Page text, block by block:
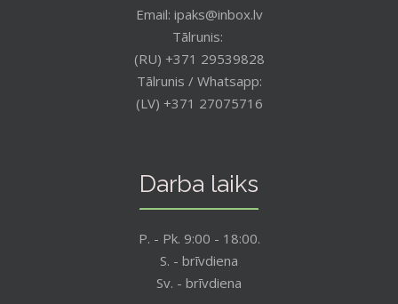
Email: ipaks@inbox.lv
Tālrunis:
(RU) +371 29539828
Tālrunis / Whatsapp:
(LV) +371 27075716
Darba laiks
P. - Pk. 9:00 - 18:00.
S. - brīvdiena
Sv. - brīvdiena